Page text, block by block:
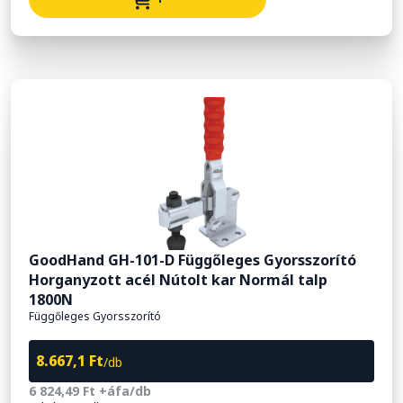
GoodHand GH-101-D Függőleges Gyorsszorító
Horganyzott acél Nútolt kar Normál talp
1800N
Függőleges Gyorsszorító
8.667,1 Ft/db
6 824,49 Ft +áfa/db